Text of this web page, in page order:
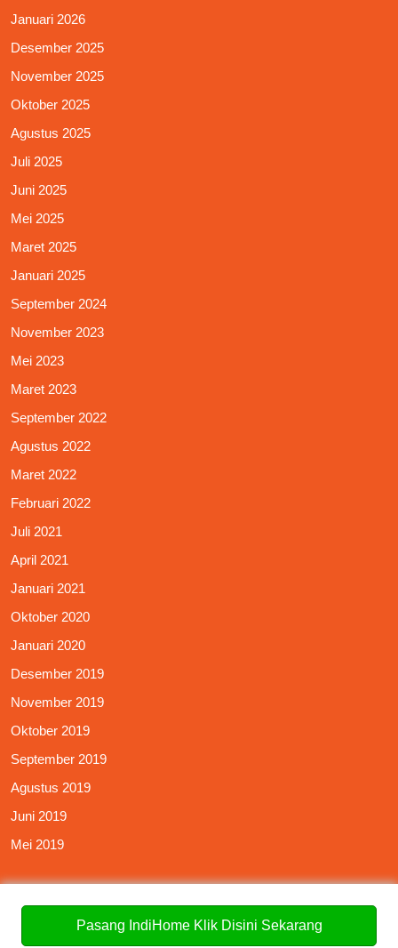
Januari 2026
Desember 2025
November 2025
Oktober 2025
Agustus 2025
Juli 2025
Juni 2025
Mei 2025
Maret 2025
Januari 2025
September 2024
November 2023
Mei 2023
Maret 2023
September 2022
Agustus 2022
Maret 2022
Februari 2022
Juli 2021
April 2021
Januari 2021
Oktober 2020
Januari 2020
Desember 2019
November 2019
Oktober 2019
September 2019
Agustus 2019
Juni 2019
Mei 2019
Pasang IndiHome Klik Disini Sekarang